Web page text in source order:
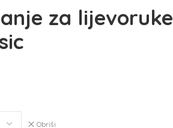
za lijevoruke
Obriši